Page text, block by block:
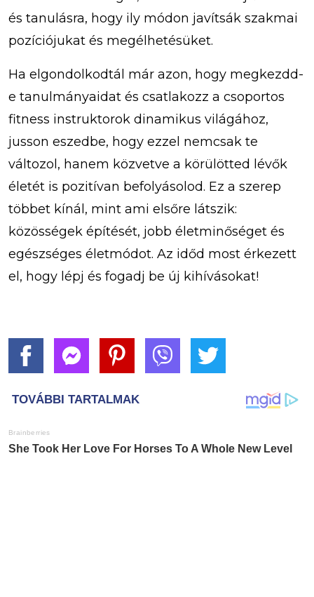
és tanulásra, hogy ily módon javítsák szakmai
pozíciójukat és megélhetésüket.
Ha elgondolkodtál már azon, hogy megkezdd-
e tanulmányaidat és csatlakozz a csoportos
fitness instruktorok dinamikus világához,
jusson eszedbe, hogy ezzel nemcsak te
változol, hanem közvetve a körülötted lévők
életét is pozitívan befolyásolod. Ez a szerep
többet kínál, mint ami elsőre látszik:
közösségek építését, jobb életminőséget és
egészséges életmódot. Az időd most érkezett
el, hogy lépj és fogadj be új kihívásokat!